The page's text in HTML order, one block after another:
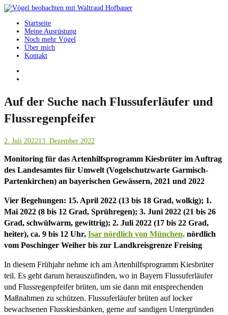
Springe
Inhalt
Vögel beobachten mit Waltraud Hofbauer
Startseite
Meine Ausrüstung
Noch mehr Vögel
Über mich
Kontakt
Auf der Suche nach Flussuferläufer und
Flussregenpfeifer
2. Juli 202213. Dezember 2022
Monitoring für das Artenhilfsprogramm Kiesbrüter im Auftrag
des Landesamtes für Umwelt (Vogelschutzwarte Garmisch-
Partenkirchen) an bayerischen Gewässern, 2021 und 2022
Vier Begehungen: 15. April 2022 (13 bis 18 Grad, wolkig); 1.
Mai 2022 (8 bis 12 Grad, Sprühregen); 3. Juni 2022 (21 bis 26
Grad, schwülwarm, gewittrig); 2. Juli 2022 (17 bis 22 Grad,
heiter), ca. 9 bis 12 Uhr, Isar nördlich von München, nördlich
vom Poschinger Weiher bis zur Landkreisgrenze Freising
In diesem Frühjahr nehme ich am Artenhilfsprogramm Kiesbrüter
teil. Es geht darum herauszufinden, wo in Bayern Flussuferläufer
und Flussregenpfeifer brüten, um sie dann mit entsprechenden
Maßnahmen zu schützen. Flussuferläufer brüten auf locker
bewachsenen Flusskiesbänken, gerne auf sandigen Untergründen